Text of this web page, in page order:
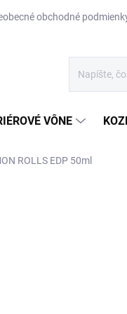
obchodné
VÔNE
ROLLS EDP 50ml